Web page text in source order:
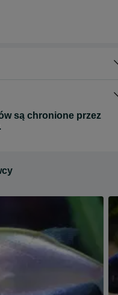
są chronione przez